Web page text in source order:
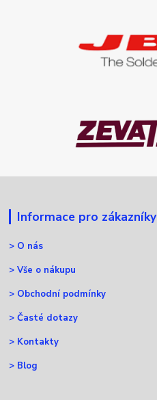
Informace pro zákazníky
> O nás
>Vše o nákupu
> Obchodní podmínky
>Časté dotazy
> Kontakty
> Blog